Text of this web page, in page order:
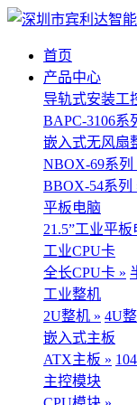
首页
产品中心
导轨式安装工
BAPC-3106系
嵌入式无风扇
NBOX-69系列
BBOX-54系列
平板电脑
21.5”工业平
工业CPU卡
全长CPU卡 »
工业整机
2U整机 » 4U
嵌入式主板
ATX主板 »
主控模块